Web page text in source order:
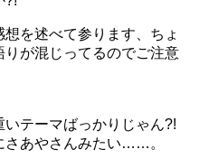
を述べて参ります、ちょ
が混じってるのでご注意
テーマばっかりじゃん?!
さあやさんみたい……。